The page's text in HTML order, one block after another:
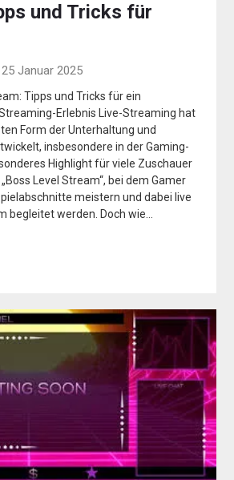
und Tricks für
Januar 2025
Tipps und Tricks für ein
Erlebnis Live-Streaming hat
Form der Unterhaltung und
insbesondere in der Gaming-
Highlight für viele Zuschauer
Level Stream“, bei dem Gamer
meistern und dabei live
begleitet werden. Doch wie…